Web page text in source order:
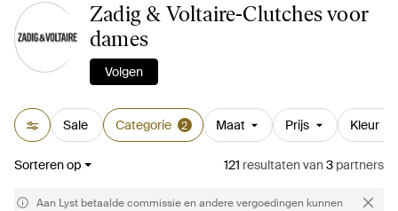
Zadig & Voltaire-Clutches voor
dames
Volgen
Sale Categorie 2 Maat Prijs Kleur
Sorteren op 121 resultatenvan3 partners
Aan Lyst betaalde commissie en andere vergoedingen kunnen